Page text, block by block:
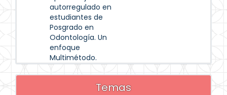
autorregulado en
estudiantes de
Posgrado en
Odontología. Un
enfoque
Multimétodo.
Temas